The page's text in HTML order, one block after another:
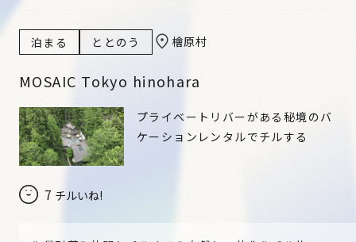
泊まる ととのう 檜原村
MOSAIC Tokyo hinohara
7 チルいね!
プライベートリバーがある秘境のバ
ケーションレンタルでチルする